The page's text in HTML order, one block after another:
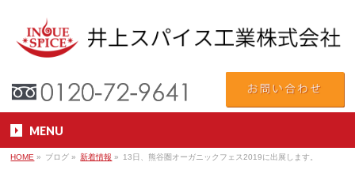
MENU
HOME » ブログ » 新着情報 » 13日、熊谷圏オーガニックフェス2019に出展します。